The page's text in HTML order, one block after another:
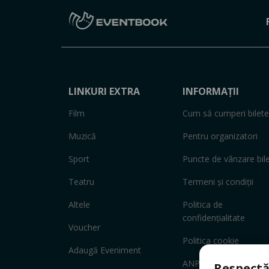
LINKURI EXTRA
Film
Muzică
Sport
Teatru
Altele
Voucher
Adaugă Eveniment
INFORMAȚII
Cum să cumperi bilete
Pentru organizatori
Puncte de vânzare
Termeni și condiții
Politica de
confidențialitate
Politica cookie
ANPC